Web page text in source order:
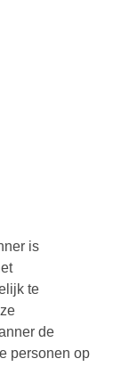
is
te
de
personen op